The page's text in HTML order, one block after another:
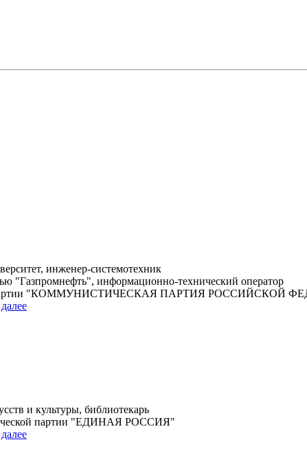
инженер-системотехник
"Газпромнефть", информационно-технический оператор
партии "КОММУНИСТИЧЕСКАЯ ПАРТИЯ РОССИЙСКОЙ
и культуры, библиотекарь
партии "ЕДИНАЯ РОССИЯ"